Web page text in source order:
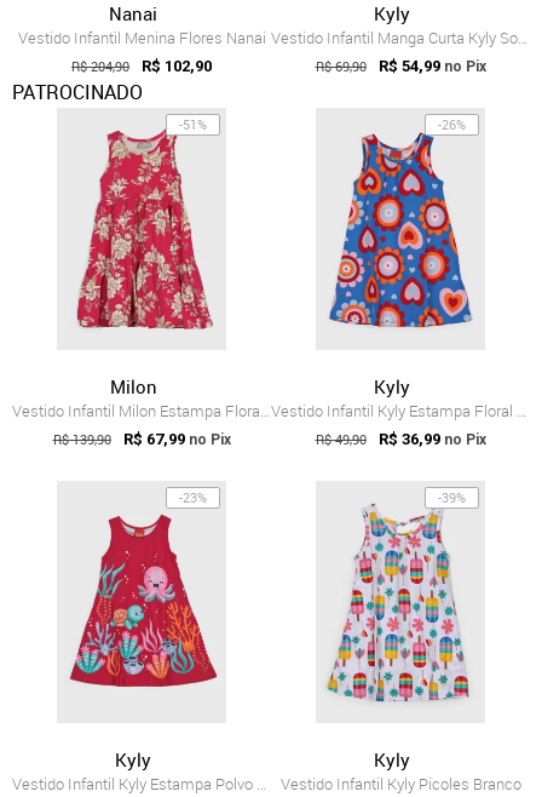
Nanai
Vestido Infantil Menina Flores Nanai
R$ 204,90 R$ 102,90
PATROCINADO
Kyly
Vestido Infantil Manga Curta Kyly Sorvete Branco
R$ 69,90 R$ 54,99 no Pix
-51%
Milon
Vestido Infantil Milon Estampa Floral Rosa
R$ 139,90 R$ 67,99 no Pix
-26%
Kyly
Vestido Infantil Kyly Estampa Floral Azul
R$ 49,90 R$ 36,99 no Pix
-23%
Kyly
Vestido Infantil Kyly Estampa Polvo Rosa
-39%
Kyly
Vestido Infantil Kyly Picoles Branco